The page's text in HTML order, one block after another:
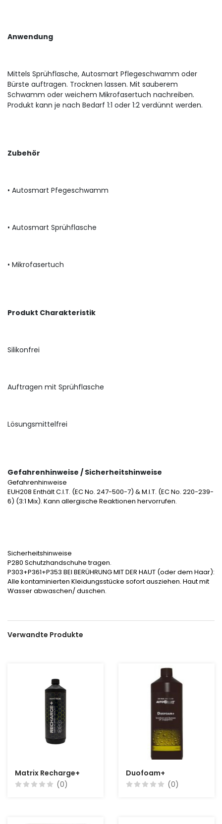
Anwendung
Mittels Sprühflasche, Autosmart Pflegeschwamm oder
Bürste auftragen. Trocknen lassen. Mit sauberem
Schwamm oder weichem Mikrofasertuch nachreiben.
Produkt kann je nach Bedarf 1:1 oder 1:2 verdünnt werden.
Zubehör
• Autosmart Pfegeschwamm
• Autosmart Sprühflasche
• Mikrofasertuch
Produkt Charakteristik
Silikonfrei
Auftragen mit Sprühflasche
Lösungsmittelfrei
Gefahrenhinweise / Sicherheitshinweise
Gefahrenhinweise
EUH208 Enthält C.I.T. (EC No. 247-500-7) & M.I.T. (EC No. 220-239-
6) (3:1 Mix). Kann allergische Reaktionen hervorrufen.
Sicherheitshinweise
P280 Schutzhandschuhe tragen.
P303+P361+P353 BEI BERÜHRUNG MIT DER HAUT (oder dem Haar):
Alle kontaminierten Kleidungsstücke sofort ausziehen. Haut mit
Wasser abwaschen/ duschen.
Verwandte Produkte
Matrix Recharge+
(0)
Duofoam+
(0)